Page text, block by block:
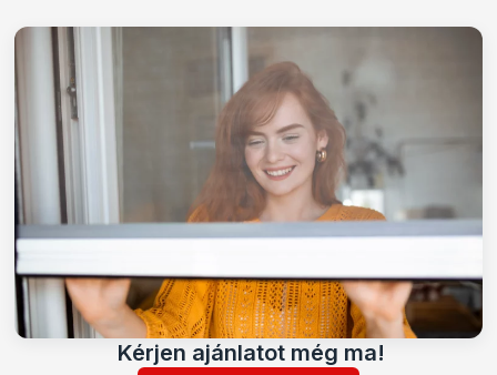
Kérjen ajánlatot még ma!